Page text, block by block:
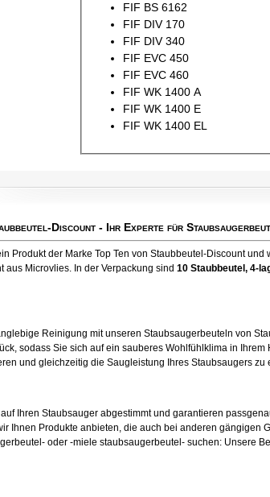
FIF BS 6162
FIF DIV 170
FIF DIV 340
FIF EVC 450
FIF EVC 460
FIF WK 1400 A
FIF WK 1400 E
FIF WK 1400 EL
Discount - Ihr Experte für
Produkt der Marke Top Ten von Staubbeutel-Discount und
aus Microvlies. In der Verpackung sind 10 Staubbeutel, 4-
Reinigung mit unseren Staubsaugerbeuteln von
sodass Sie sich auf ein sauberes Wohlfühlklima in
und gleichzeitig die Saugleistung Ihres Staubsaugers zu
Ihren Staubsauger abgestimmt und garantieren
Ihnen Produkte anbieten, die auch bei anderen gängigen
oder -miele staubsaugerbeutel- suchen: Unsere